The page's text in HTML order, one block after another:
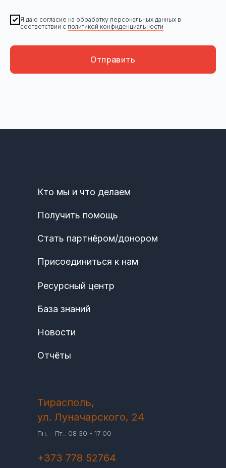
Я даю согласие на обработку персональных данных в
соответствии с политикой конфиденциальности
Отправить
Тирасполь,
ул. Луначарского, 24
Пн. - Пт.: 08:30 - 17:00
+373 778 52764
Кто мы и что делаем
Получить помощь
Стать партнёром/донором
Присоединиться к нам
Ресурсный центр
База знаний
Новости
Отчёты